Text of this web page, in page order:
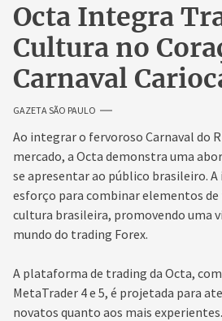
Octa Integra
Cultura no
Carnaval
GAZETA SÃO PAULO
Ao integrar o fervoroso Carnaval do
mercado, a Octa demonstra uma
se apresentar ao público brasileiro.
esforço para combinar elementos
cultura brasileira, promovendo uma
mundo do trading Forex.
A plataforma de trading da Octa,
MetaTrader 4 e 5, é projetada para
novatos quanto aos mais